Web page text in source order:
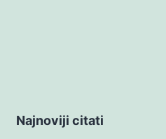
Najnoviji citati